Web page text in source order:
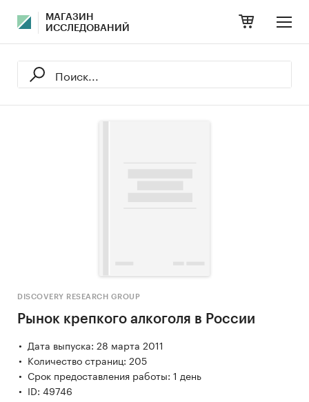
МАГАЗИН
ИССЛЕДОВАНИЙ
DISCOVERY RESEARCH GROUP
Рынок крепкого алкоголя в России
Дата выпуска: 28 марта 2011
Количество страниц: 205
Срок предоставления работы: 1 день
ID: 49746